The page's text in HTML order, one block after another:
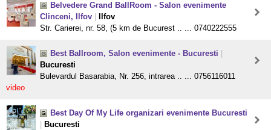
Belvedere Grand BallRoom - Salon evenimente
Clinceni, Ilfov
Ilfov
Str. Carierei, nr. 58, (5 km de Bucurest .. ... 0740222555
Best Ballroom, Salon evenimente - Bucuresti
Bucuresti
Bulevardul Basarabia, Nr. 256, intrarea .. ... 0756116011
video
Best Day Of My Life organizari evenimente Bucuresti
Bucuresti